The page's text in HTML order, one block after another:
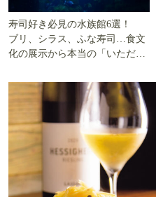
寿司好き必見の水族館6選！
ブリ、シラス、ふな寿司…食文
化の展示から本当の「いただき